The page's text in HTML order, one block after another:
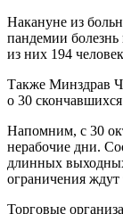
Накануне из
пандемии
из них 194
Также Минздрав
о 30
Напомним, с 30
нерабочие дни.
длинных
ограничения ждут
Торговые